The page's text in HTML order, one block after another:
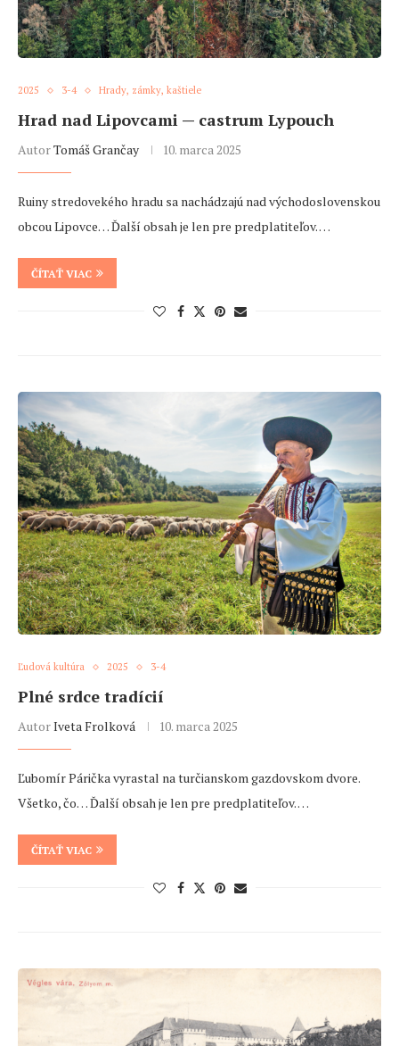
2025 3-4 Hrady, zámky, kaštiele
Hrad nad Lipovcami — castrum Lypouch
AutorTomáš Grančay 10. marca 2025
Ruiny stredovekého hradu sa nachádzajú nad východoslovenskou
obcou Lipovce… Ďalší obsah je len pre predplatiteľov. …
ČÍTAŤ VIAC
Ľudová kultúra 2025 3-4
Plné srdce tradícií
AutorIveta Frolková 10. marca 2025
Ľubomír Párička vyrastal na turčianskom gazdovskom dvore.
Všetko, čo… Ďalší obsah je len pre predplatiteľov. …
ČÍTAŤ VIAC